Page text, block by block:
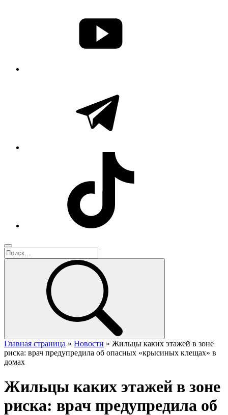
Главная страница » Новости » Жильцы каких этажей в зоне
риска: врач предупредила об опасных «крысиных клещах» в
домах
Жильцы каких этажей в зоне
риска: врач предупредила об